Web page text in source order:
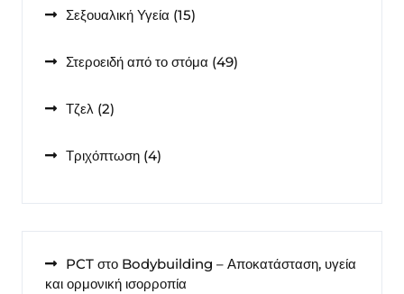
Σεξουαλική Υγεία 1515
Στεροειδή από το στόμα 4949
Τζελ 22
Τριχόπτωση 44
PCT στο Bodybuilding – Αποκατάσταση, υγεία
και ορμονική ισορροπία